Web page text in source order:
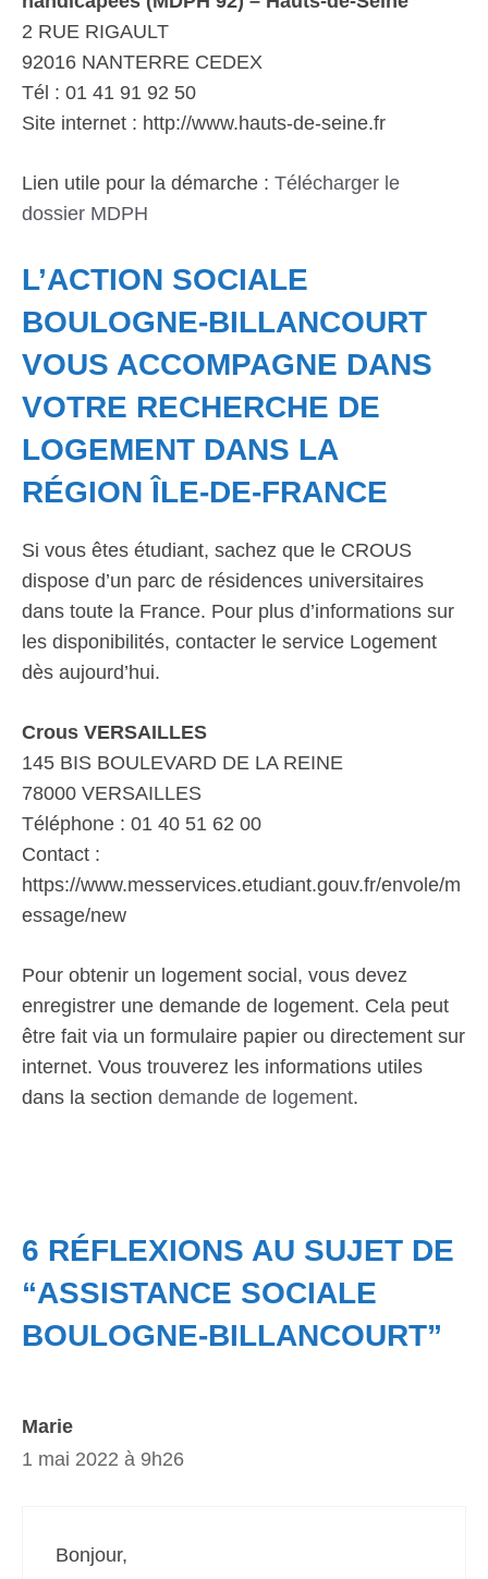
2 RUE RIGAULT
92016 NANTERRE CEDEX
Tél : 01 41 91 92 50
Site internet : http://www.hauts-de-seine.fr
Lien utile pour la démarche : Télécharger le
dossier MDPH
L’ACTION SOCIALE
BOULOGNE-BILLANCOURT
VOUS ACCOMPAGNE DANS
VOTRE RECHERCHE DE
LOGEMENT DANS LA
RÉGION ÎLE-DE-FRANCE
Si vous êtes étudiant, sachez que le CROUS
dispose d’un parc de résidences universitaires
dans toute la France. Pour plus d’informations sur
les disponibilités, contacter le service Logement
dès aujourd’hui.
Crous VERSAILLES
145 BIS BOULEVARD DE LA REINE
78000 VERSAILLES
Téléphone : 01 40 51 62 00
Contact :
https://www.messervices.etudiant.gouv.fr/envole/m
essage/new
Pour obtenir un logement social, vous devez
enregistrer une demande de logement. Cela peut
être fait via un formulaire papier ou directement sur
internet. Vous trouverez les informations utiles
dans la section demande de logement.
6 RÉFLEXIONS AU SUJET DE
“ASSISTANCE SOCIALE
BOULOGNE-BILLANCOURT”
Marie
1 mai 2022 à 9h26
Bonjour,